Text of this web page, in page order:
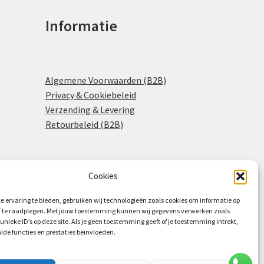
Cookies
ervaring te bieden, gebruiken wij technologieën zoals cookies om informatie op
te raadplegen. Met jouw toestemming kunnen wij gegevens verwerken zoals
ID’s op deze site. Als je geen toestemming geeft of je toestemming intrekt,
functies en prestaties beïnvloeden.
Informatie
Algemene Voorwaarden (B2B)
Privacy & Cookiebeleid
Verzending & Levering
Retourbeleid (B2B)